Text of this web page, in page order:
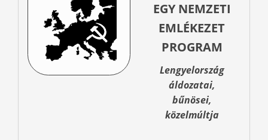
EGY NEMZETI
EMLÉKEZET
PROGRAM
Lengyelország
áldozatai,
bűnösei,
közelmúltja